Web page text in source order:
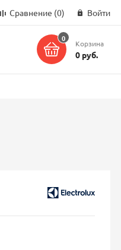
Сравнение (0) Войти
0
Корзина
0 руб.